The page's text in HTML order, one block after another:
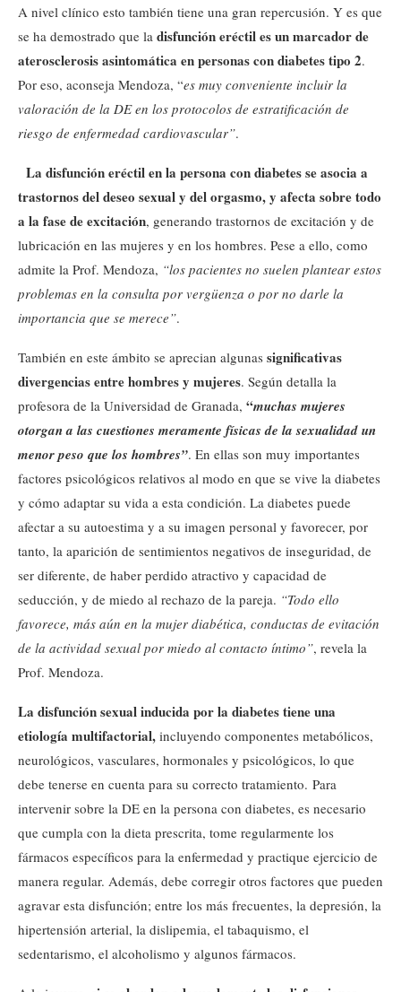
A nivel clínico esto también tiene una gran repercusión. Y es que
se ha demostrado que la disfunción eréctil es un marcador de
aterosclerosis asintomática en personas con diabetes tipo 2.
Por eso, aconseja Mendoza, “es muy conveniente incluir la
valoración de la DE en los protocolos de estratificación de
riesgo de enfermedad cardiovascular”.
La disfunción eréctil en la persona con diabetes se asocia a
trastornos del deseo sexual y del orgasmo, y afecta sobre todo
a la fase de excitación, generando trastornos de excitación y de
lubricación en las mujeres y en los hombres. Pese a ello, como
admite la Prof. Mendoza, “los pacientes no suelen plantear estos
problemas en la consulta por vergüenza o por no darle la
importancia que se merece”.
También en este ámbito se aprecian algunas significativas
divergencias entre hombres y mujeres. Según detalla la
profesora de la Universidad de Granada, “muchas mujeres
otorgan a las cuestiones meramente físicas de la sexualidad un
menor peso que los hombres”. En ellas son muy importantes
factores psicológicos relativos al modo en que se vive la diabetes
y cómo adaptar su vida a esta condición. La diabetes puede
afectar a su autoestima y a su imagen personal y favorecer, por
tanto, la aparición de sentimientos negativos de inseguridad, de
ser diferente, de haber perdido atractivo y capacidad de
seducción, y de miedo al rechazo de la pareja. “Todo ello
favorece, más aún en la mujer diabética, conductas de evitación
de la actividad sexual por miedo al contacto íntimo”, revela la
Prof. Mendoza.
La disfunción sexual inducida por la diabetes tiene una
etiología multifactorial, incluyendo componentes metabólicos,
neurológicos, vasculares, hormonales y psicológicos, lo que
debe tenerse en cuenta para su correcto tratamiento. Para
intervenir sobre la DE en la persona con diabetes, es necesario
que cumpla con la dieta prescrita, tome regularmente los
fármacos específicos para la enfermedad y practique ejercicio de
manera regular. Además, debe corregir otros factores que pueden
agravar esta disfunción; entre los más frecuentes, la depresión, la
hipertensión arterial, la dislipemia, el tabaquismo, el
sedentarismo, el alcoholismo y algunos fármacos.